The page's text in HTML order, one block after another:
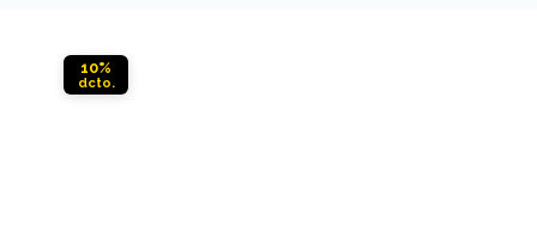
10%